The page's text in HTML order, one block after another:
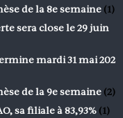
de la 8e semaine (1)
sera close le 29 juin
mardi 31 mai 202
de la 9e semaine (2)
sa filiale à 83,93% (1)